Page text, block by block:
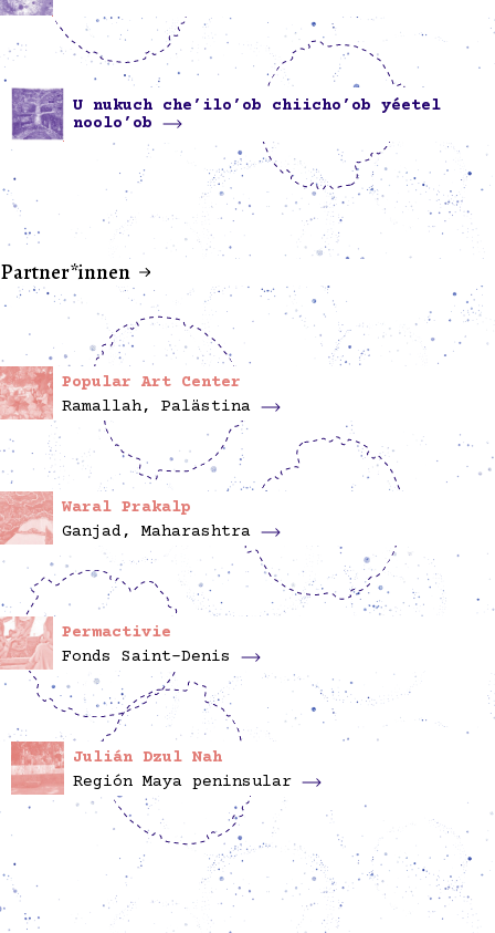
U nukuch che’ilo’ob chiicho’ob yéetel
noolo’ob
Partner*innen
Popular Art Center
Ramallah, Palästina
Waral Prakalp
Ganjad, Maharashtra
Permactivie
Fonds Saint-Denis
Julián Dzul Nah
Región Maya peninsular